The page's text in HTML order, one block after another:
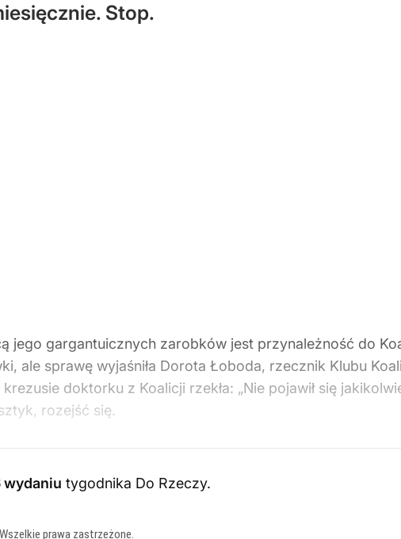
Stop.
jego gargantuicznych zarobków jest przynależność do
ale sprawę wyjaśniła Dorota Łoboda, rzecznik Klubu
doktorku z Koalicji rzekła: „Nie pojawił się
rozejść się.
tygodnika Do Rzeczy.
prawa zastrzeżone.